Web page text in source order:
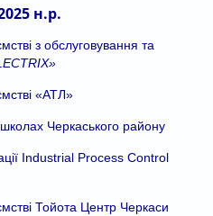
н.р.
з обслуговування та
»
«АТЛ»
Черкаського району
Industrial Process Control
Тойота Центр Черкаси